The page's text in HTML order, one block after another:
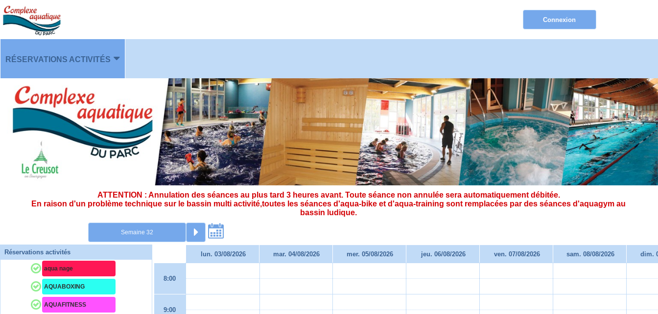
RÉSERVATIONS ACTIVITÉS
PLANNING
ATTENTION : Annulation des séances au plus tard 3 heures avant. Toute séance non annulée sera automatiquement débitée.
En raison d'un problème technique sur le bassin multi activité,toutes les séances d'aqua-bike et d'aqua-training sont remplacées par des séances d'aquagym au
bassin ludique.
Réservations activités
aqua nage
AQUABOXING
AQUAFITNESS
lun. 03/08/2026 mar. 04/08/2026 mer. 05/08/2026 jeu. 06/08/2026 ven. 07/08/2026 sam. 08/08/2026 dim.
8:00
9:00